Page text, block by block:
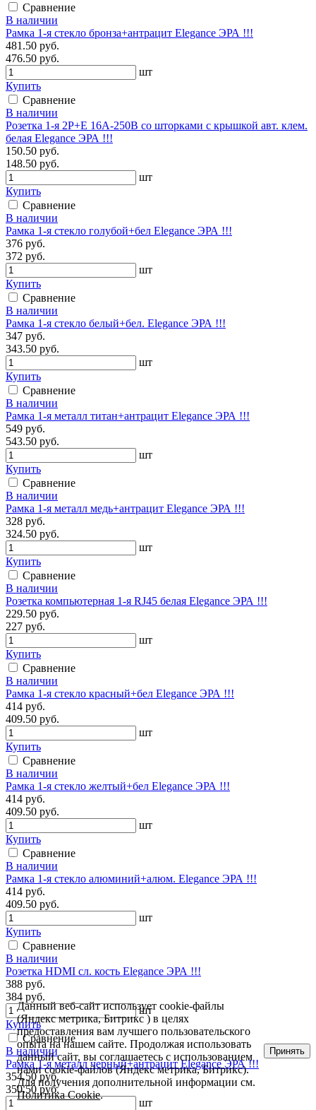
Сравнение
В наличии
Рамка 1-я стекло бронза+антрацит Elegance ЭРА !!!
481.50 руб.
476.50 руб.
шт
Купить
Сравнение
В наличии
Розетка 1-я 2P+E 16А-250В со шторками с крышкой авт. клем.
белая Elegance ЭРА !!!
150.50 руб.
148.50 руб.
шт
Купить
Сравнение
В наличии
Рамка 1-я стекло голубой+бел Elegance ЭРА !!!
376 руб.
372 руб.
шт
Купить
Сравнение
В наличии
Рамка 1-я стекло белый+бел. Elegance ЭРА !!!
347 руб.
343.50 руб.
шт
Купить
Сравнение
В наличии
Рамка 1-я металл титан+антрацит Elegance ЭРА !!!
549 руб.
543.50 руб.
шт
Купить
Сравнение
В наличии
Рамка 1-я металл медь+антрацит Elegance ЭРА !!!
328 руб.
324.50 руб.
шт
Купить
Сравнение
В наличии
Розетка компьютерная 1-я RJ45 белая Elegance ЭРА !!!
229.50 руб.
227 руб.
шт
Купить
Сравнение
В наличии
Рамка 1-я стекло красный+бел Elegance ЭРА !!!
414 руб.
409.50 руб.
шт
Купить
Сравнение
В наличии
Рамка 1-я стекло желтый+бел Elegance ЭРА !!!
414 руб.
409.50 руб.
шт
Купить
Сравнение
В наличии
Рамка 1-я стекло алюминий+алюм. Elegance ЭРА !!!
414 руб.
409.50 руб.
шт
Купить
Сравнение
В наличии
Розетка HDMI сл. кость Elegance ЭРА !!!
388 руб.
384 руб.
шт
Купить
Сравнение
В наличии
Рамка 1-я металл черный+антрацит Elegance ЭРА !!!
354.50 руб.
350.50 руб.
шт
Данный веб-сайт использует cookie-файлы
(Яндекс метрика, Битрикс ) в целях
предоставления вам лучшего пользовательского
опыта на нашем сайте. Продолжая использовать
данный сайт, вы соглашаетесь с использованием
нами cookie-файлов (Яндекс метрика, Битрикс).
Для получения дополнительной информации см.
Политика Cookie.
Принять